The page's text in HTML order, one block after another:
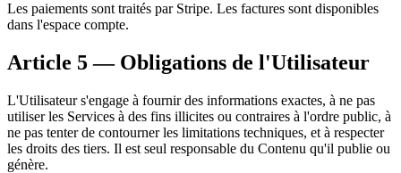
Les paiements sont traités par Stripe. Les factures sont disponibles
dans l'espace compte.
Article 5 — Obligations de l'Utilisateur
L'Utilisateur s'engage à fournir des informations exactes, à ne pas
utiliser les Services à des fins illicites ou contraires à l'ordre public, à
ne pas tenter de contourner les limitations techniques, et à respecter
les droits des tiers. Il est seul responsable du Contenu qu'il publie ou
génère.